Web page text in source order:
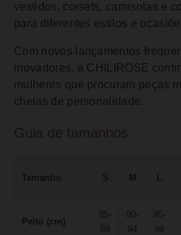
vestidos, corsets, camisolas e
para diferentes estilos e
Com novos lançamentos
inovadores, a CHILIROSE
mulheres que procuram peças
cheias de personalidade.
Guia de tamanhos
Tamanho S M L
Peito (cm)
85-
89
90-
94
95-
99